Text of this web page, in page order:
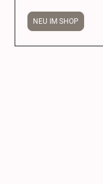
NEU IM SHOP